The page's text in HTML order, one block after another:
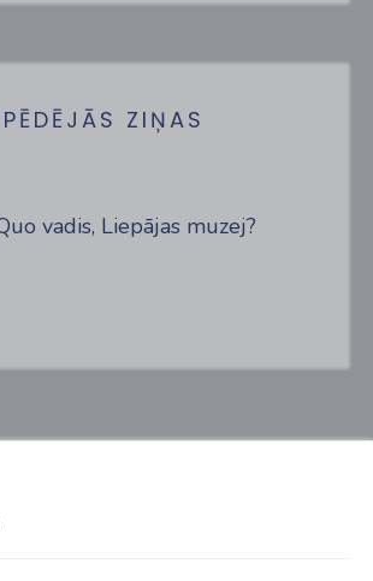
PĒDĒJĀS ZIŅAS
vadis, Liepājas muzej?